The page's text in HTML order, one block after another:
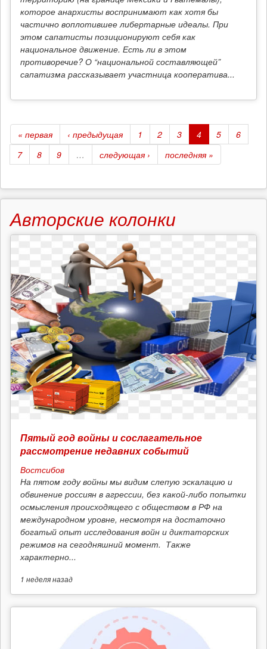
которое анархисты воспринимают как хотя бы
частично воплотившее либертарные идеалы. При
этом сапатисты позиционируют себя как
национальное движение. Есть ли в этом
противоречие? О “национальной составляющей”
сапатизма рассказывает участница кооператива...
« первая ‹ предыдущая 1 2 3 4 5
6
7
8 9 … следующая › последняя »
Авторские колонки
Пятый год войны и сослагательное
рассмотрение недавних событий
Востсибов
На пятом году войны мы видим слепую эскалацию и
обвинение россиян в агрессии, без какой-либо попытки
осмысления происходящего с обществом в РФ на
международном уровне, несмотря на достаточно
богатый опыт исследования войн и диктаторских
режимов на сегодняшний момент. Также
характерно...
1 неделяназад